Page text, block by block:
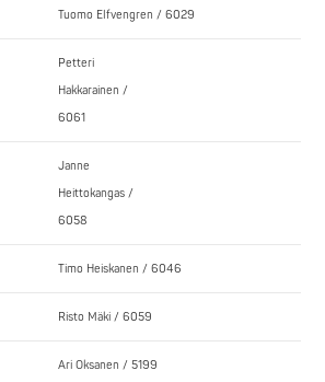
Tuomo Elfvengren / 6029
Petteri
Hakkarainen /
6061
Janne
Heittokangas /
6058
Timo Heiskanen / 6046
Risto Mäki / 6059
Ari Oksanen / 5199